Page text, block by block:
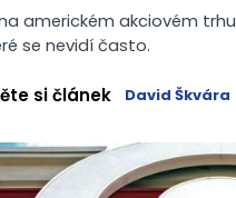
americkém akciovém
se nevidí často.
si článek David Škvára